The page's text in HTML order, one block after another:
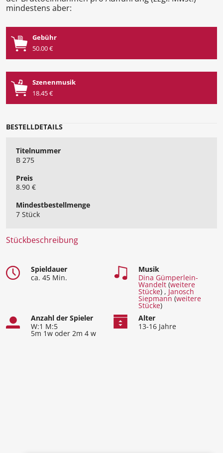
mindestens aber:
Gebühr
50.00 €
Szenenmusik
18.45 €
BESTELLDETAILS
Titelnummer
B 275
Preis
8.90 €
Mindest​bestellmenge
7 Stück
Stückbeschreibung
Spieldauer
ca. 45 Min.
Musik
Dina Gümperlein-
Wandelt (weitere
Stücke) , Janosch
Siepmann (weitere
Stücke)
Anzahl der Spieler
W:1 M:5
5m 1w oder 2m 4 w
Alter
13-16 Jahre